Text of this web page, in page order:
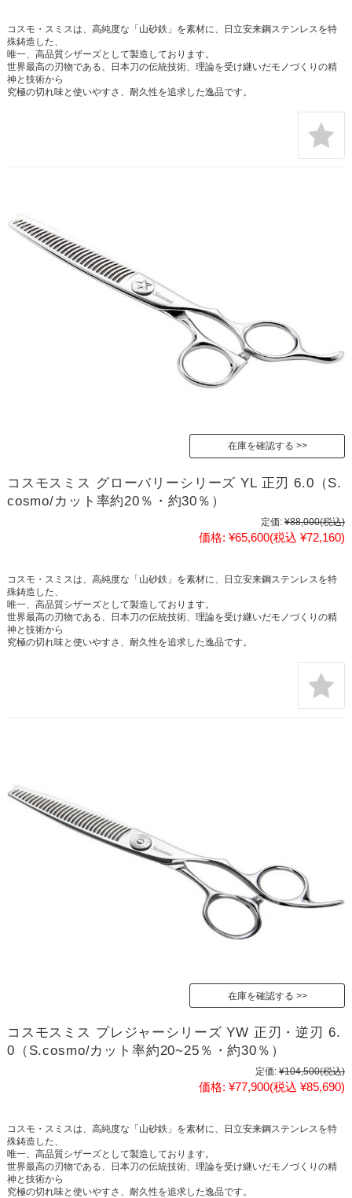
コスモ・スミスは、高純度な「山砂鉄」を素材に、日立安来鋼ステンレスを特
殊鋳造した、
唯一、高品質シザーズとして製造しております。
世界最高の刃物である、日本刀の伝統技術、理論を受け継いだモノづくりの精
神と技術から
究極の切れ味と使いやすさ、耐久性を追求した逸品です。
在庫を確認する
コスモスミス グローバリーシリーズ YL 正刃 6.0（S.
cosmo/カット率約20％・約30％）
定価: ¥88,000(税込)
価格: ¥65,600(税込 ¥72,160)
コスモ・スミスは、高純度な「山砂鉄」を素材に、日立安来鋼ステンレスを特
殊鋳造した、
唯一、高品質シザーズとして製造しております。
世界最高の刃物である、日本刀の伝統技術、理論を受け継いだモノづくりの精
神と技術から
究極の切れ味と使いやすさ、耐久性を追求した逸品です。
在庫を確認する
コスモスミス プレジャーシリーズ YW 正刃・逆刃 6.
0（S.cosmo/カット率約20~25％・約30％）
定価: ¥104,500(税込)
価格: ¥77,900(税込 ¥85,690)
コスモ・スミスは、高純度な「山砂鉄」を素材に、日立安来鋼ステンレスを特
殊鋳造した、
唯一、高品質シザーズとして製造しております。
世界最高の刃物である、日本刀の伝統技術、理論を受け継いだモノづくりの精
神と技術から
究極の切れ味と使いやすさ、耐久性を追求した逸品です。